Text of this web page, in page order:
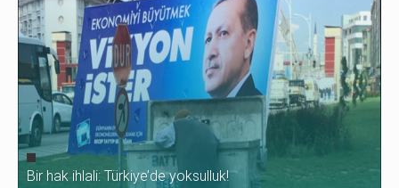
Bir hak ihlali: Türkiye’de yoksulluk!